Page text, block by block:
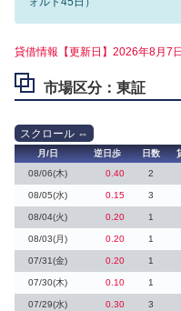
貸借情報【更新日】2026年8月7日
市場区分：東証
月/日 逆日歩 日数
08/06(木)
0.40 2
08/05(水) 0.15 3
08/04(火) 0.20 1
08/03(月) 0.20 1
07/31(金) 0.20 1
07/30(木) 0.10 1
07/29(水) 0.30 3